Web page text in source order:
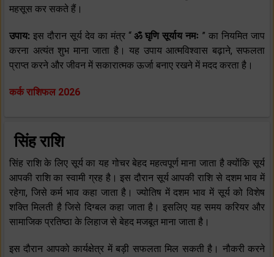
महसूस कर सकते हैं।
उपाय: इस दौरान सूर्य देव का मंत्र “ॐ घृणि सूर्याय नमः ” का नियमित जाप
करना अत्यंत शुभ माना जाता है। यह उपाय आत्मविश्वास बढ़ाने, सफलता
प्राप्त करने और जीवन में सकारात्मक ऊर्जा बनाए रखने में मदद करता है।
कर्क राशिफल 2026
सिंह राशि
सिंह राशि के लिए सूर्य का यह गोचर बेहद महत्वपूर्ण माना जाता है क्योंकि सूर्य
आपकी राशि का स्वामी ग्रह है। इस दौरान सूर्य आपकी राशि से दशम भाव में
रहेगा, जिसे कर्म भाव कहा जाता है। ज्योतिष में दशम भाव में सूर्य को विशेष
शक्ति मिलती है जिसे दिग्बल कहा जाता है। इसलिए यह समय करियर और
सामाजिक प्रतिष्ठा के लिहाज से बेहद मजबूत माना जाता है।
इस दौरान आपको कार्यक्षेत्र में बड़ी सफलता मिल सकती है। नौकरी करने